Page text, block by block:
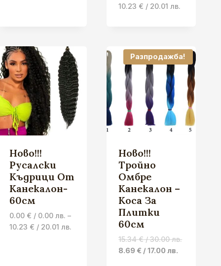
through
11.25 €
/
22.00 лв.
10.23 € / 20.01 лв.
18.99 лв.
through
10.23 €
20.01 лв.
Ново!!!
Русалски
Къдрици От
Канекалон-
60см
0.00 € / 0.00 лв.–
10.23 € / 20.01 лв.
Разпродажба!
Ново!!!
Тройно
Омбре
Канекалон –
Коса За
Плитки
60см
15.34€/ 30.00 лв.
Original
8.69 € / 17.00 лв.